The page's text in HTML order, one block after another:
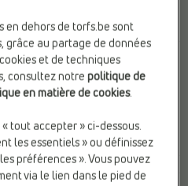
40 41 42 44
en dehors de torfs.be sont
grâce au partage de données
et de techniques
consultez notrepolitique de
en matière de cookies.
tout accepter » ci-dessous.
les essentiels » ou définissez
préférences ». Vous pouvez
via le lien dans le pied de